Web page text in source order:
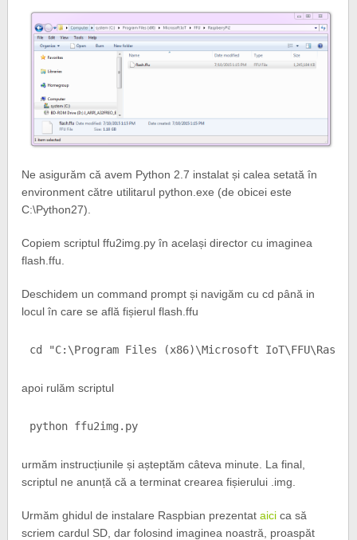
Ne asigurăm că avem Python 2.7 instalat și calea setată în
environment către utilitarul python.exe (de obicei este
C:\Python27).
Copiem scriptul ffu2img.py în același director cu imaginea
flash.ffu.
Deschidem un command prompt și navigăm cu cd până in
locul în care se află fișierul flash.ffu
cd "C:\Program Files (x86)\Microsoft
apoi rulăm scriptul
python ffu2img.py
urmăm instrucțiunile și așteptăm câteva minute. La final,
scriptul ne anunță că a terminat crearea fișierului .img.
Urmăm ghidul de instalare Raspbian prezentataici ca să
scriem cardul SD, dar folosind imaginea noastră, proaspăt